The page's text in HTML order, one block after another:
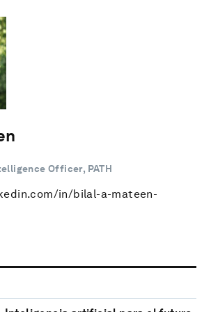
Officer, PATH
in/bilal-a-mateen-